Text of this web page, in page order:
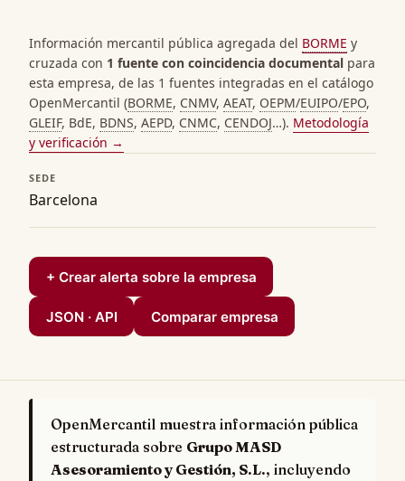
Información mercantil pública agregada del BORME y
cruzada con 1 fuente con coincidencia documental para
esta empresa, de las 1 fuentes integradas en el catálogo
OpenMercantil (BORME, CNMV, AEAT, OEPM/EUIPO/EPO,
GLEIF, BdE, BDNS, AEPD, CNMC, CENDOJ…). Metodología
y verificación →
SEDE
Barcelona
+ Crear alerta sobre la empresa
JSON · API Comparar empresa
OpenMercantil muestra información pública
estructurada sobre Grupo MASD
Asesoramiento y Gestión, S.L., incluyendo